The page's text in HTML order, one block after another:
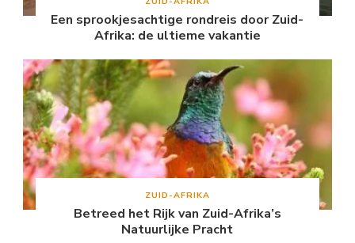
Een sprookjesachtige rondreis door Zuid-
Afrika: de ultieme vakantie
ZUID-AFRIKA
Betreed het Rijk van Zuid-Afrika’s
Natuurlijke Pracht